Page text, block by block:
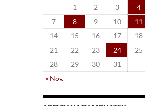
1
2 3 4
7
8 9 10 11
14
15 16 17 18
21
22 23 24 25
28
29 30
31
« Nov.